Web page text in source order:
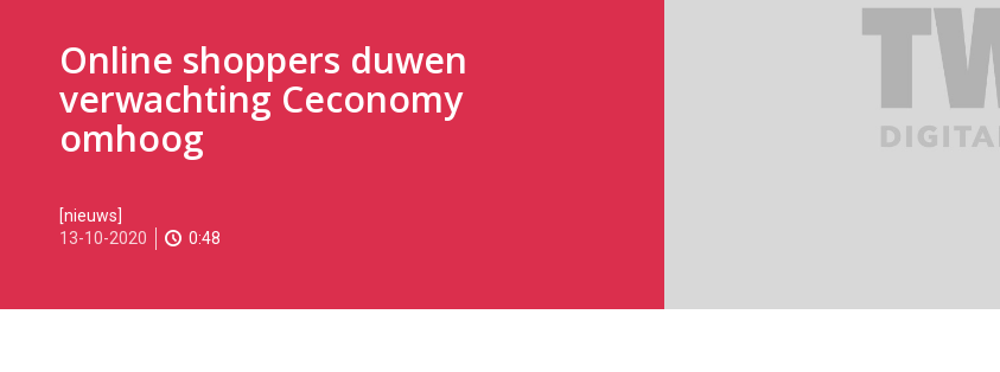
Online shoppers duwen
verwachting Ceconomy
omhoog
2020-
10-
10-
[nieuws]
13-10-2020
0:48